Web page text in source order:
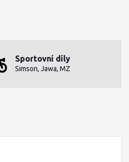
Sportovní díly
Simson, Jawa, MZ